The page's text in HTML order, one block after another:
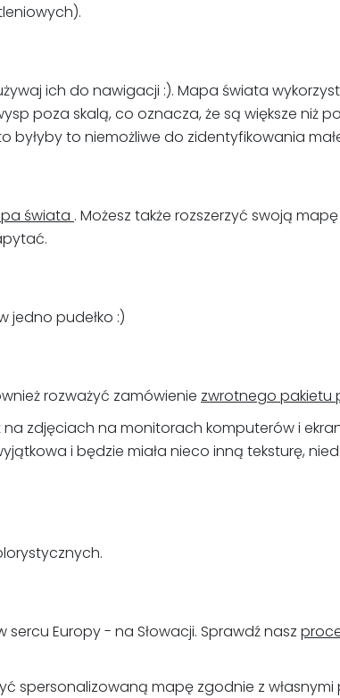
ich do nawigacji :). Mapa świata
poza skalą, co oznacza, że są większe niż
byłyby to niemożliwe do zidentyfikowania
świata . Możesz także rozszerzyć swoją
jedno pudełko :)
rozważyć zamówienie zwrotnego pakietu
zdjęciach na monitorach komputerów i
i będzie miała nieco inną teksturę,
Europy - na Słowacji. Sprawdź nasz
spersonalizowaną mapę zgodnie z własnymi